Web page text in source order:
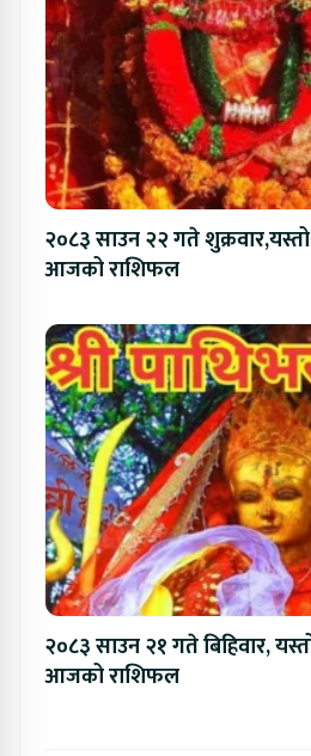
२०८३ साउन २२ गते
आजको राशिफल
२०८३ साउन २१ गते बिहिवार,
आजको राशिफल